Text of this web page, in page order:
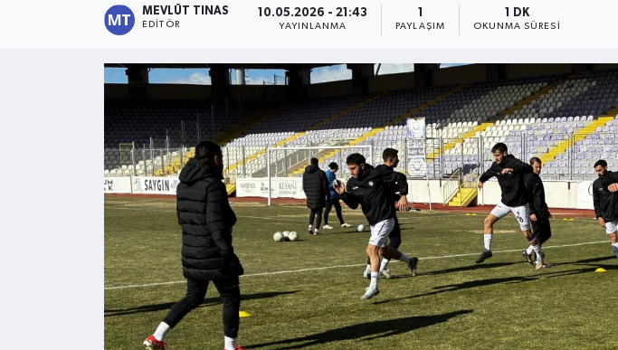
MEVLÜT TINAS
EDITÖR
10.05.2026 - 21:43
YAYINLANMA PAYLAŞIM
1 DK
OKUNMA SÜRESI
Kültür - Sanat